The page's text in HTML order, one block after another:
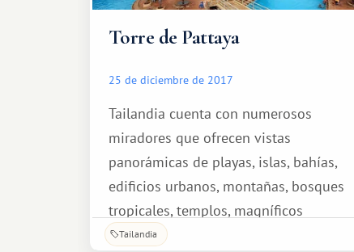
Torre de Pattaya
25 de diciembre de 2017
Tailandia cuenta con numerosos
miradores que ofrecen vistas
panorámicas de playas, islas, bahías,
edificios urbanos, montañas, bosques
tropicales, templos, magníficos
monumentos arquitectónicos y otros
Tailandia